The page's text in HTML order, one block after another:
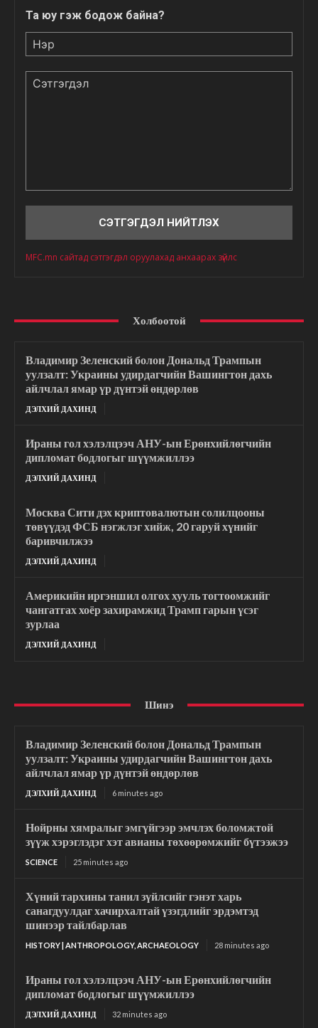
Та юу гэж бодож байна?
MFC.mn сайтад сэтгэгдэл оруулахад анхаарах зүйлс
Холбоотой
Владимир Зеленский болон Дональд Трампын
уулзалт: Украины удирдагчийн Вашингтон дахь
айлчлал ямар үр дүнтэй өндөрлөв
ДЭЛХИЙ ДАХИНД
Ираны гол хэлэлцээч АНУ-ын Ерөнхийлөгчийн
дипломат бодлогыг шүүмжиллээ
ДЭЛХИЙ ДАХИНД
Москва Сити дэх криптовалютын солилцооны
төвүүдэд ФСБ нэгжлэг хийж, 20 гаруй хүнийг
баривчилжээ
ДЭЛХИЙ ДАХИНД
Америкийн иргэншил олгох хууль тогтоомжийг
чангатгах хоёр захирамжид Трамп гарын үсэг
зурлаа
ДЭЛХИЙ ДАХИНД
Шинэ
Владимир Зеленский болон Дональд Трампын
уулзалт: Украины удирдагчийн Вашингтон дахь
айлчлал ямар үр дүнтэй өндөрлөв
ДЭЛХИЙ ДАХИНД 6 minutes ago
Нойрны хямралыг эмгүйгээр эмчлэх боломжтой
зүүж хэрэглэдэг хэт авианы төхөөрөмжийг бүтээжээ
SCIENCE 25 minutes ago
Хүний тархины танил зүйлсийг гэнэт харь
санагдуулдаг хачирхалтай үзэгдлийг эрдэмтэд
шинээр тайлбарлав
HISTORY | ANTHROPOLOGY, ARCHAEOLOGY 28 minutes ago
Ираны гол хэлэлцээч АНУ-ын Ерөнхийлөгчийн
дипломат бодлогыг шүүмжиллээ
ДЭЛХИЙ ДАХИНД 32 minutes ago